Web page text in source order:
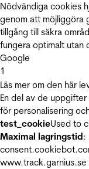
Nödvändiga cookies
genom att möjliggöra
tillgång till säkra
fungera optimalt utan
Google
1
Läs mer om den här
En del av de
för personalisering
test_cookieUsed to
Maximal lagringstid:
www.track.garnius.se